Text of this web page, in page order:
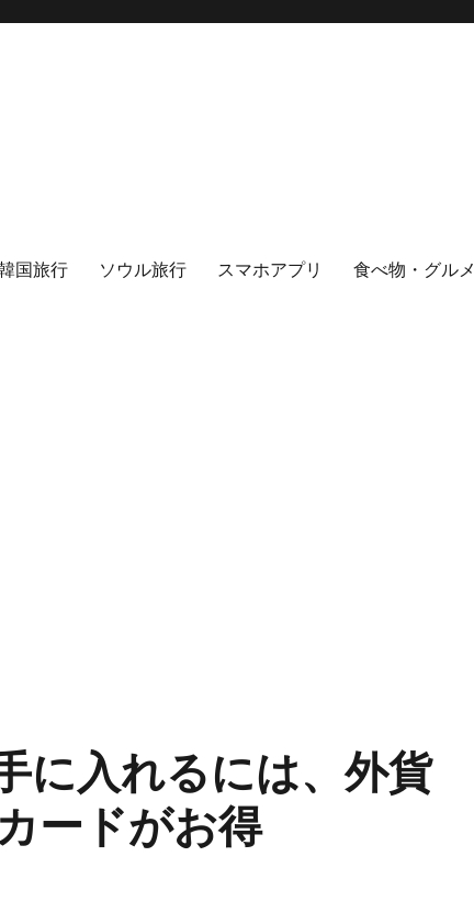
国旅行 ソウル旅行 スマホアプリ 食べ物・グルメ
に入れるには、外貨
ードがお得